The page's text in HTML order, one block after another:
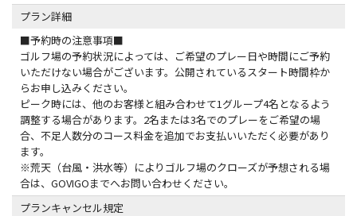
プラン詳細
■予約時の注意事項■
ゴルフ場の予約状況によっては、ご希望のプレー日や時間にご予約
いただけない場合がございます。公開されているスタート時間枠か
らお申し込みください。
ピーク時には、他のお客様と組み合わせて1グループ4名となるよう
調整する場合があります。2名または3名でのプレーをご希望の場
合、不足人数分のコース料金を追加でお支払いいただく必要があり
ます。
※荒天（台風・洪水等）によりゴルフ場のクローズが予想される場
合は、GOVIGOまでへお問い合わせください。
プランキャンセル規定